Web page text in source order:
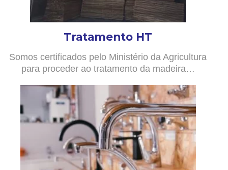
Tratamento HT
Somos certificados pelo Ministério da Agricultura
para proceder ao tratamento da madeira…